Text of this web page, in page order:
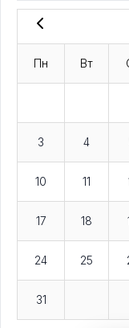
Пн Вт
3 4
10 11
17 18
24 25
31